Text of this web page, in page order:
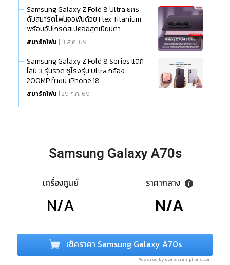
Samsung Galaxy Z Fold 8 Ultra ยกระ
ดับสมาร์ตโฟนจอพับด้วย Flex Titanium
พร้อมอัปเกรดสเปคจอสุดเนียนตา
สมาร์ทโฟน | 3 ส.ค. 69
Samsung Galaxy Z Fold 8 Series แตก
ไลน์ 3 รุ่นรวด ชูโรงรุ่น Ultra กล้อง
200MP ท้าชน iPhone 18
สมาร์ทโฟน | 29 ก.ค. 69
Samsung Galaxy A70s
เครื่องศูนย์
N/A
ราคากลาง
N/A
เช็คราคา Samsung Galaxy A70s
Powered by store.siamphone.com